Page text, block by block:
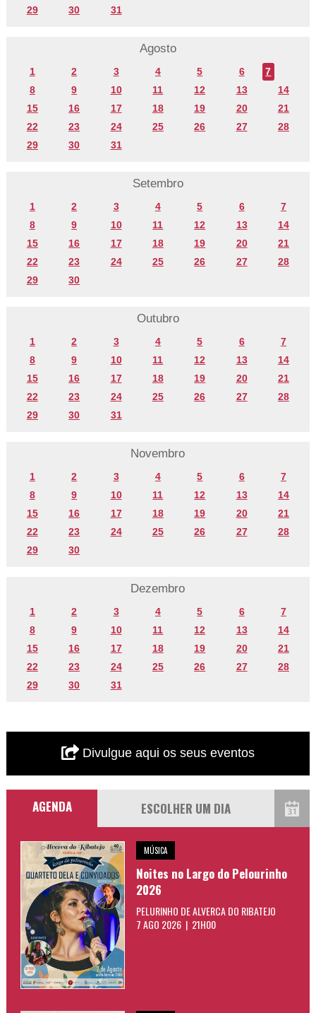
29 30 31
Agosto
1 2 3 4 5 6
7
8
9 10 11 12 13
14
15
16 17 18 19 20
21
22
23 24 25 26 27
28
29
30 31
Setembro
1 2 3 4 5 6
7
8
9 10 11 12 13
14
15
16 17 18 19 20
21
22
23 24 25 26 27
28
29
30
Outubro
1 2 3 4 5 6
7
8
9 10 11 12 13
14
15
16 17 18 19 20
21
22
23 24 25 26 27
28
29
30 31
Novembro
1 2 3 4 5 6
7
8
9 10 11 12 13
14
15
16 17 18 19 20
21
22
23 24 25 26 27
28
29
30
Dezembro
1 2 3 4 5 6
7
8
9 10 11 12 13
14
15
16 17 18 19 20
21
22
23 24 25 26 27
28
29
30 31
Divulgue aqui os seus eventos
AGENDA
MÚSICA
Noites no Largo do Pelourinho
2026
PELURINHO DE ALVERCA DO RIBATEJO
7 AGO 2026 | 21H00